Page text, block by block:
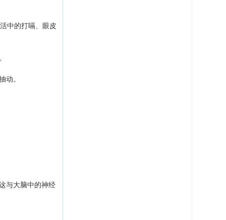
中的打嗝、眼皮
动。
与大脑中的神经